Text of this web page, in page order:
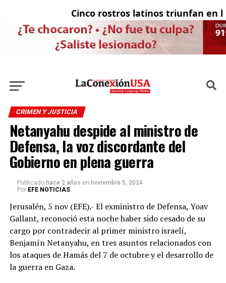
Cinco rostros latinos triunfan en la
CRIMEN Y JUSTICIA
Netanyahu despide al ministro de
Defensa, la voz discordante del
Gobierno en plena guerra
Publicado hace 2 años en noviembre 5, 2024
Por EFE NOTICIAS
Jerusalén, 5 nov (EFE).- El exministro de Defensa, Yoav
Gallant, reconoció esta noche haber sido cesado de su
cargo por contradecir al primer ministro israelí,
Benjamín Netanyahu, en tres asuntos relacionados con
los ataques de Hamás del 7 de octubre y el desarrollo de
la guerra en Gaza.